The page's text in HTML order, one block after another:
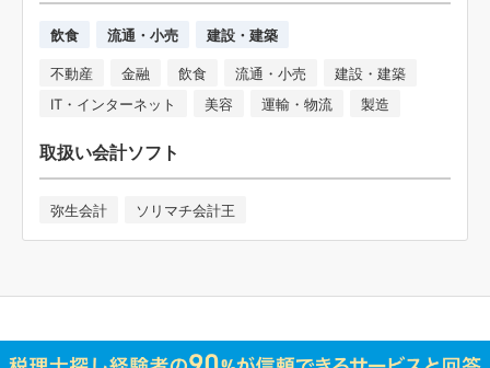
飲食 流通・小売 建設・建築
不動産 金融 飲食 流通・小売
建設・建築
IT・インターネット
美容 運輸・物流 製造
取扱い会計ソフト
弥生会計 ソリマチ会計王